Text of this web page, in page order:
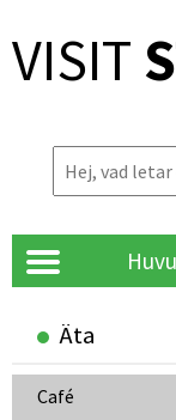
VISIT
Äta
Café